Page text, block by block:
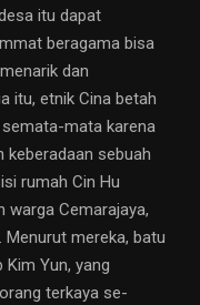
itu dapat
beragama bisa
dan
itu, etnik Cina betah
mata karena
keberadaan sebuah
rumah Cin Hu
Cemarajaya,
mereka, batu
Yun, yang
terkaya se-